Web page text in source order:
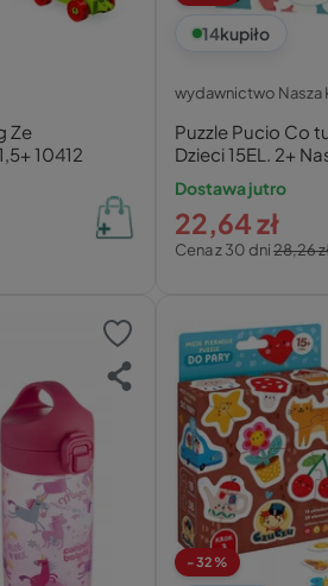
Ze
10412
14kupiło
wydawnictwo Nasza
Puzzle Pucio Co
Dzieci 15EL. 2+
Dostawa jutro
Cena z 30 dni28,26
22,64 zł
-32%